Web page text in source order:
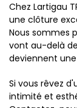
Chez Lartigau
une clôture
Nous sommes
vont au-delà
deviennent
Si vous rêvez
intimité et